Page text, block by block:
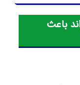
باعث